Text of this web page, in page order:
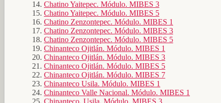
Chatino Yaitepec. Módulo. MIBES 3
Chatino Yaitepec. Módulo. MIBES 5
Chatino Zenzontepec. Módulo. MIBES 1
Chatino Zenzontepec. Módulo. MIBES 3
Chatino Zenzontepec. Módulo. MIBES 5
Chinanteco Ojitlán. Módulo. MIBES 1
Chinanteco Ojitlán. Módulo. MIBES 3
Chinanteco Ojitlán. Módulo. MIBES 5
Chinanteco Ojitlán. Módulo. MIBES 7
Chinanteco Usila. Módulo. MIBES 1
Chinanteco Valle Nacional. Módulo. MIBES 1
Chinanteco. Usila. Módulo. MIBES 3